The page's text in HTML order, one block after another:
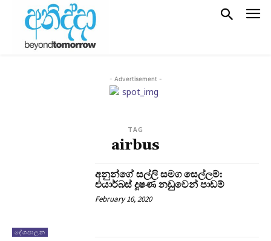
- Advertisement -
TAG
airbus
දේශපාලන
අනුන්ගේ සල්ලි සමග සෙල්ලම්:
එයාර්බස් දූෂණ නඩුවෙන් පාඩම්
February 16, 2020